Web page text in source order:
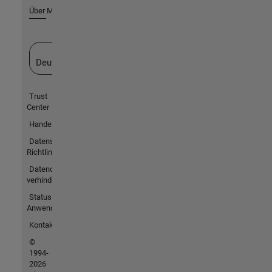
Über MathWorks
Deutschland
Trust
Center
Handelsmarken
Datenschutz-
Richtlinien
Datendiebstahl
verhindern
Status von
Anwendungen
Kontakt
©
1994-
2026